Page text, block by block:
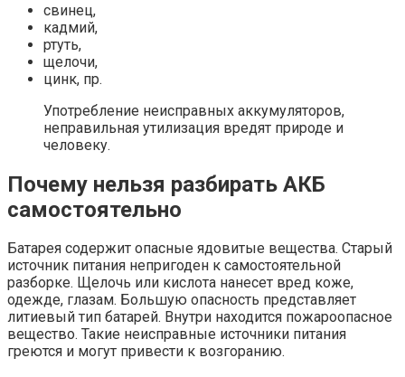
свинец,
кадмий,
ртуть,
щелочи,
цинк, пр.
Употребление неисправных аккумуляторов,
неправильная утилизация вредят природе и
человеку.
Почему нельзя разбирать АКБ
самостоятельно
Батарея содержит опасные ядовитые вещества. Старый
источник питания непригоден к самостоятельной
разборке. Щелочь или кислота нанесет вред коже,
одежде, глазам. Большую опасность представляет
литиевый тип батарей. Внутри находится пожароопасное
вещество. Такие неисправные источники питания
греются и могут привести к возгоранию.